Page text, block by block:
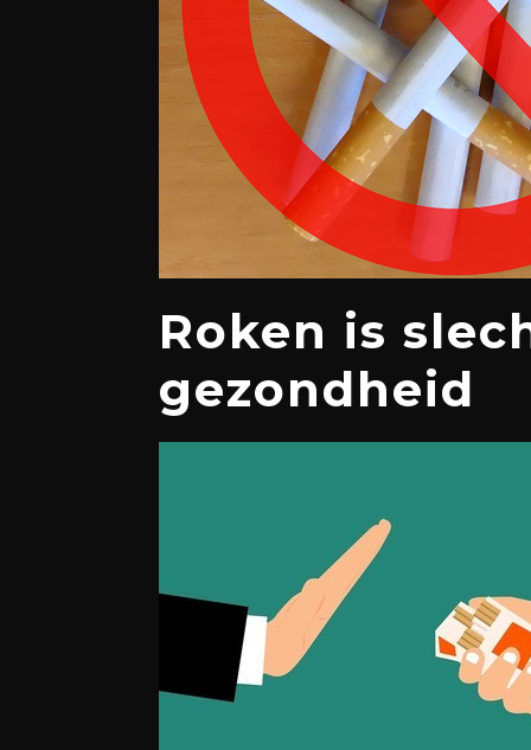
Roken is
gezondheid